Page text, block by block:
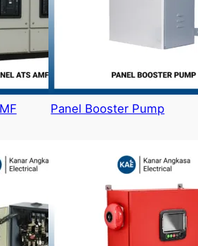
Panel Booster Pump